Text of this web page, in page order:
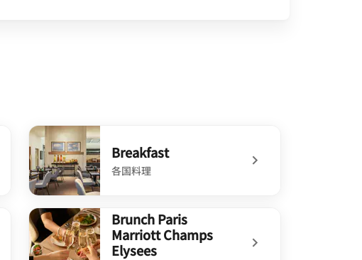
Breakfast
各国料理
undefined BreakfastBrunch Paris
Marriott Champs
Elysees